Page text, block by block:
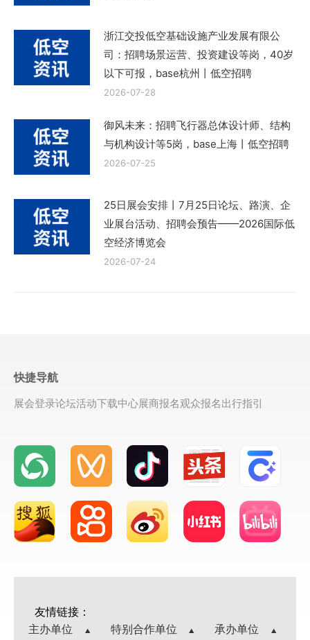
浙江交投低空基础设施产业发展有限公
司：招聘场景运营、投资建设等岗，40岁
以下可报，base杭州丨低空招聘
2026-07-28
御风未来：招聘飞行器总体设计师、结构
与机构设计等5岗，base上海丨低空招聘
2026-07-25
25日展会安排丨7月25日论坛、路演、企
业展台活动、招聘会预告——2026国际低
空经济博览会
2026-07-24
快捷导航
展会登录论坛活动下载中心展商报名观众报名出行指引
友情链接：
主办单位
特别合作单位
承办单位